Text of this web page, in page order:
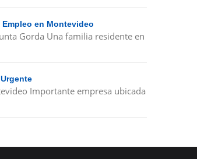
Empleo en Montevideo
Gorda Una familia residente en
Importante empresa ubicada